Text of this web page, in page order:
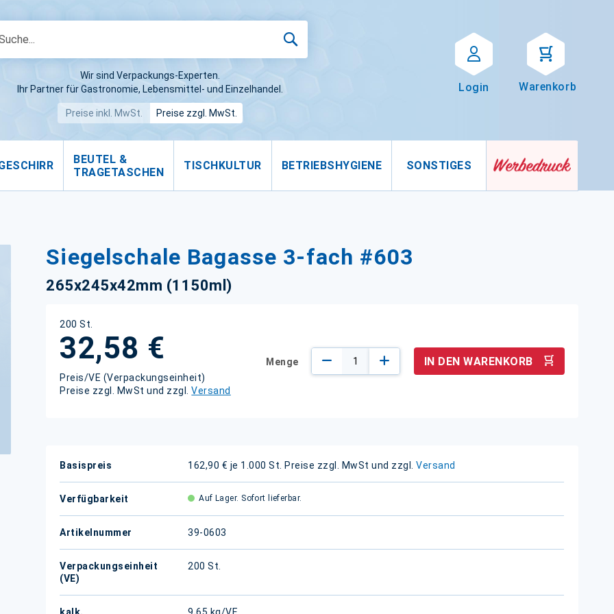
Wir sind Verpackungs-Experten.
Ihr Partner für Gastronomie, Lebensmittel- und Einzelhandel.
Preise inkl. MwSt. Preise zzgl. MwSt.
Login Warenkorb
BEUTEL &
TRAGETASCHEN
TISCHKULTUR BETRIEBSHYGIENE SONSTIGES
Siegelschale Bagasse 3-fach #603
265x245x42mm (1150ml)
200 St.
32,58 €
Preis/VE (Verpackungseinheit)
Preise zzgl. MwSt und zzgl.Versand
Menge IN DEN WARENKORB
Weitere
Basispreis 162,90 € je 1.000 St. Preise zzgl. MwSt und zzgl.Versand
Verfügbarkeit Auf Lager. Sofort lieferbar.
Artikelnummer 39-0603
Verpackungseinheit
(VE)
200 St.